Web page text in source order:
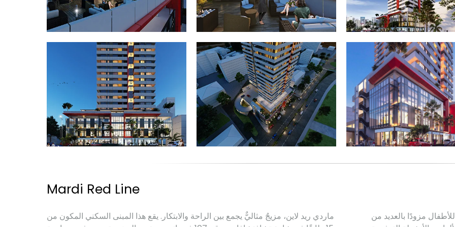
Mardi Red Line
ماردي ريد لاين، مزيجٌ مثاليٌّ يجمع بين الراحة والابتكار. يقع هذا المبنى السكني المكون من
مزودًا بالعديد من